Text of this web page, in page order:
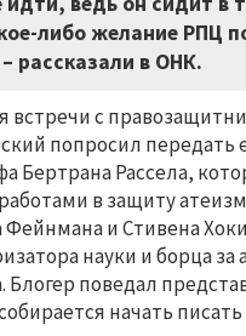
либо желание РПЦ
рассказали в ОНК.
встречи с
попросил передать
Бертрана Рассела,
в защиту
Фейнмана и Стивена
науки и борца за
Блогер поведал
начать писать